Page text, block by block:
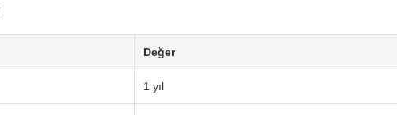
Değer
1 yıl